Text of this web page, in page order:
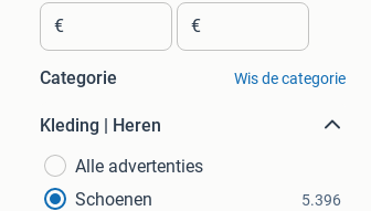
€ €
Categorie Wis de categorie
Kleding | Heren
Alle advertenties
Schoenen
5.396